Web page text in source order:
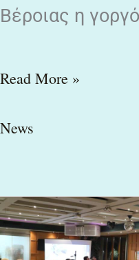
Βέροιας η
Read More »
News
faretra.info:
Παρασκευή